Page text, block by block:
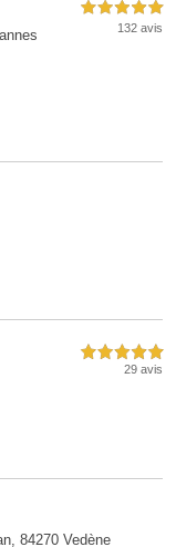
5,0 étoiles sur 5
132 avis
5,0 étoiles sur 5
29 avis
84270 Vedène